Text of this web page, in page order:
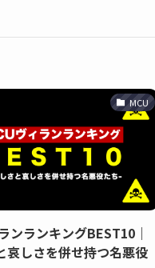
MCU
ンランキングBEST10｜
哀しさを併せ持つ名悪役